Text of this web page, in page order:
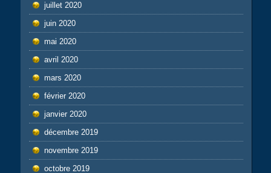
juillet 2020
juin 2020
mai 2020
avril 2020
mars 2020
février 2020
janvier 2020
décembre 2019
novembre 2019
octobre 2019